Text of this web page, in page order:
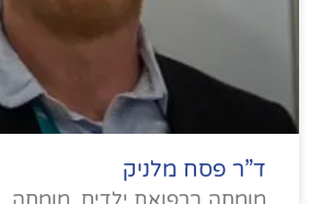
ד”ר פסח מלניק